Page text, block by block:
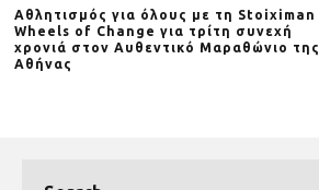
Αθλητισμός για όλους με τη Stoiximan
Wheels of Change για τρίτη συνεχή
χρονιά στον Αυθεντικό Μαραθώνιο της
Αθήνας